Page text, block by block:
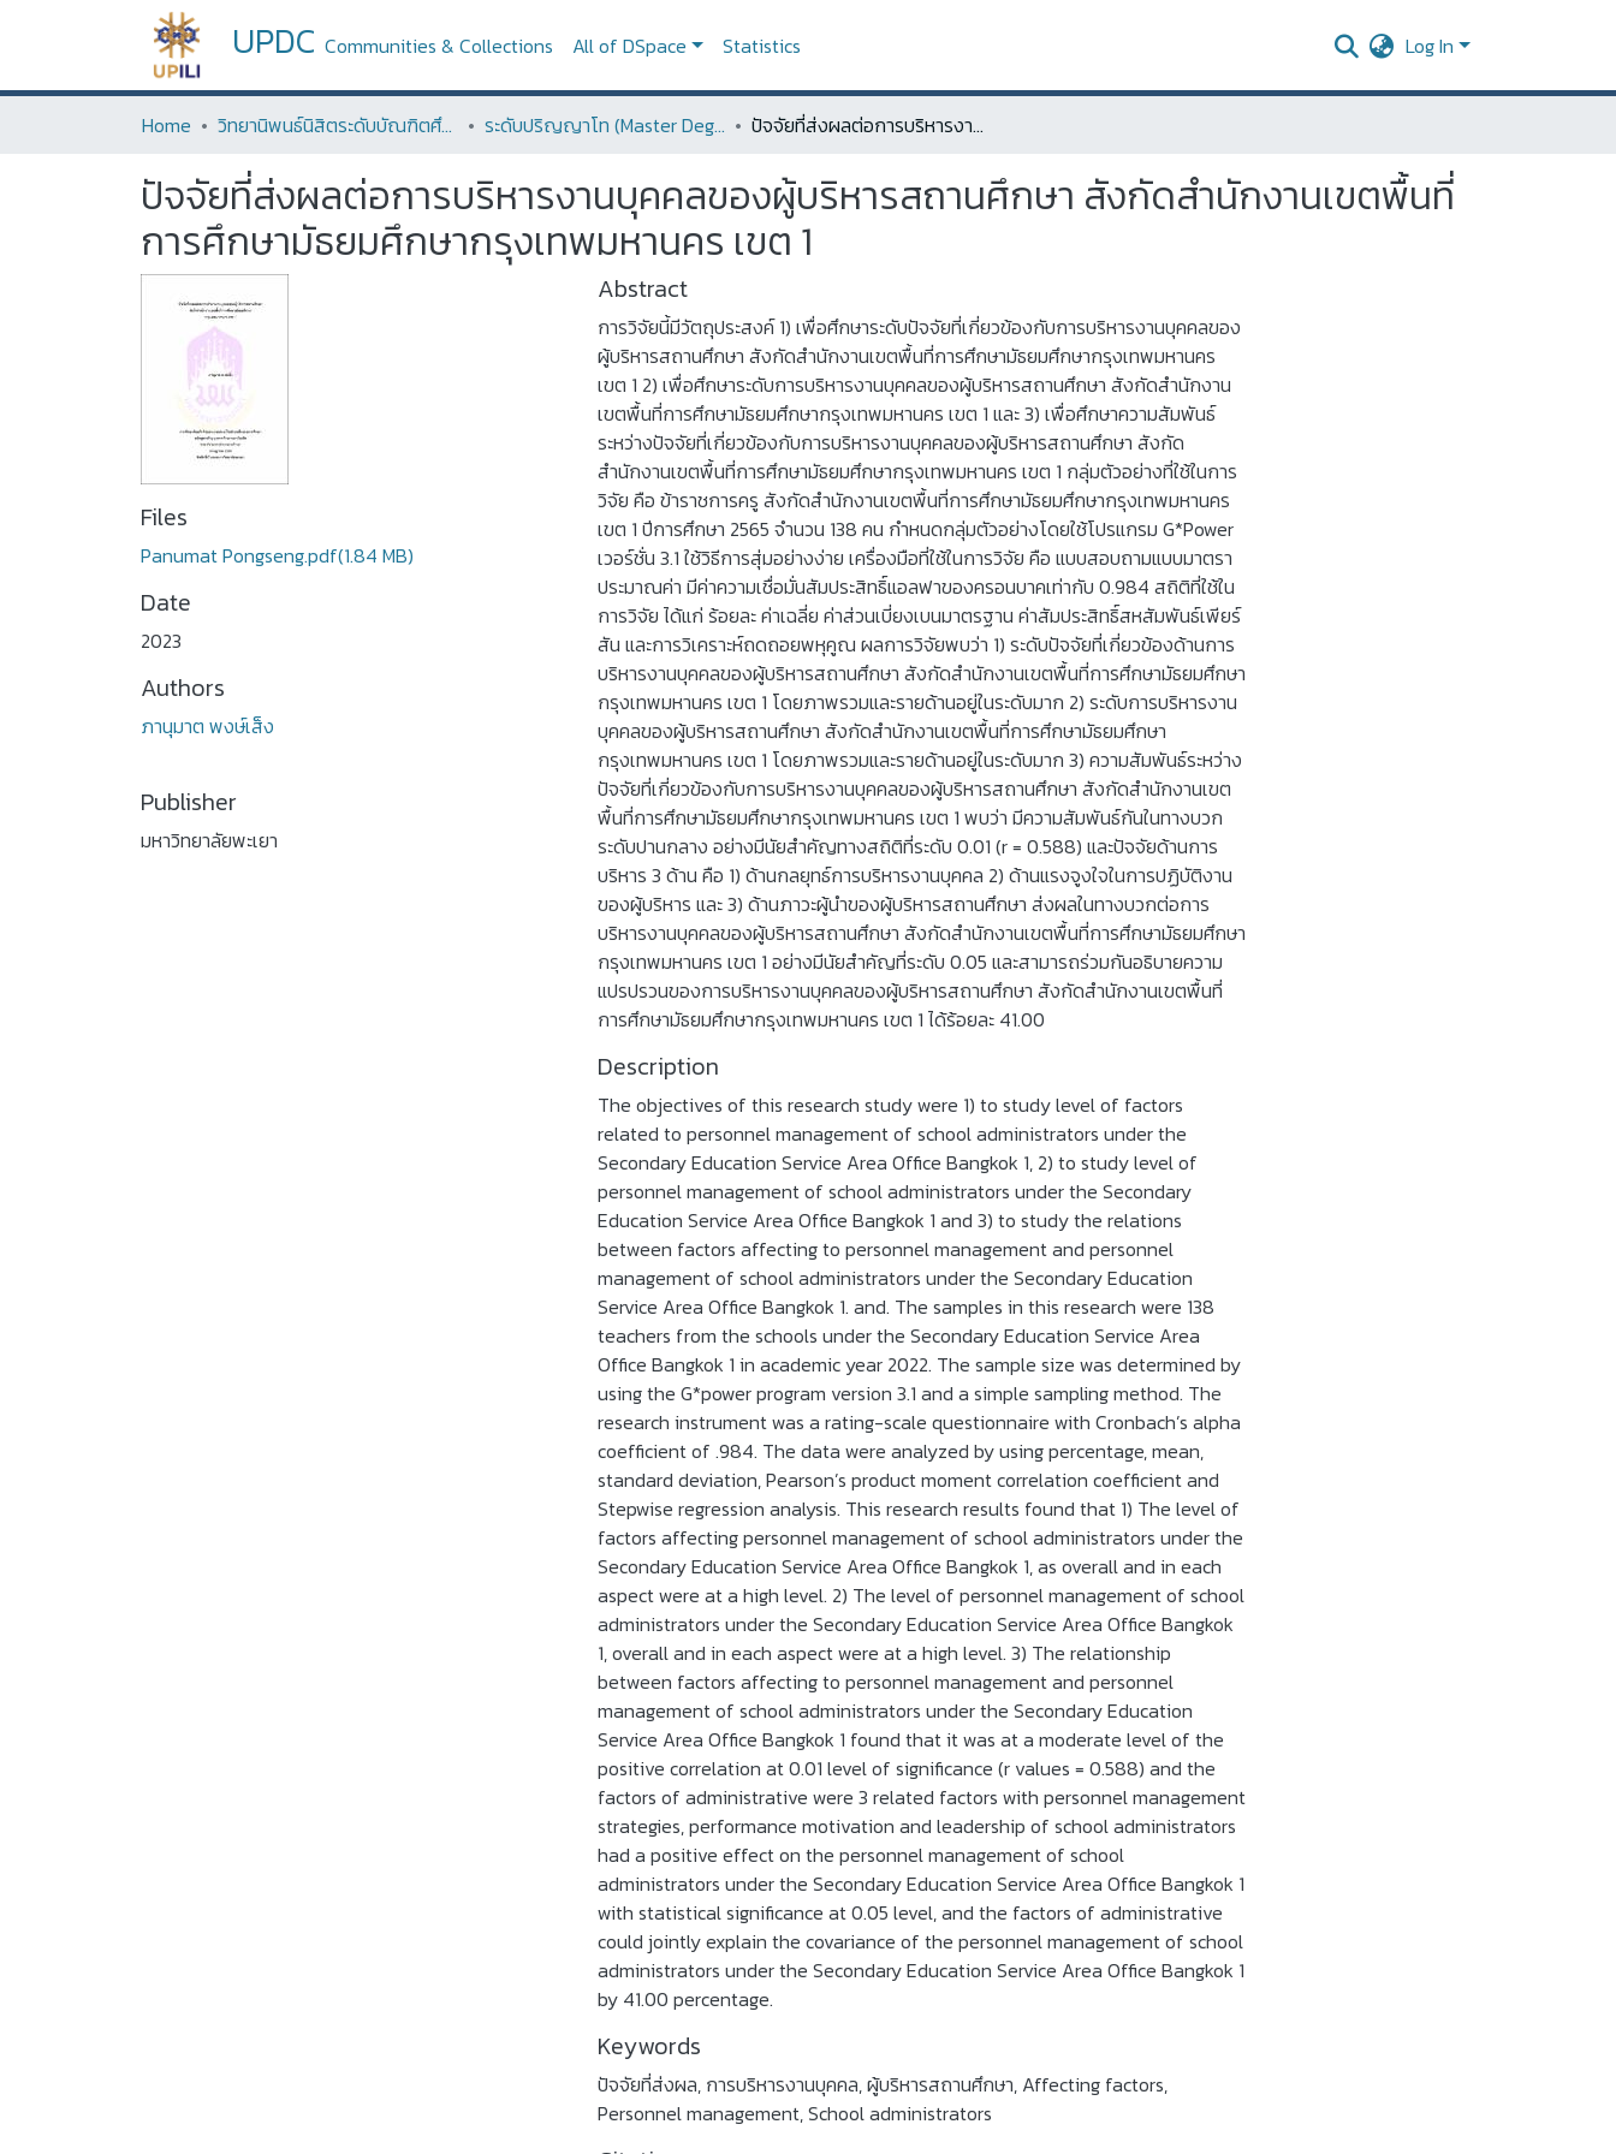
UPDC Communities & Collections All of DSpace Statistics Log In
Home วิทยานิพนธ์นิสิตระดับบัณฑิตศึกษา (Thesis of Graduate Students) ระดับปริญญาโท (Master Degree) ปัจจัยที่ส่งผลต่อการบริหารงานบุคคลของผู้บริหารสถานศึกษา สังกัดสำนักงานเขตพื้นที่การศึกษามัธยมศึกษากรุงเทพมหานคร เขต 1
ปัจจัยที่ส่งผลต่อการบริหารงานบุคคลของผู้บริหารสถานศึกษา สังกัดสำนักงานเขตพื้นที่
การศึกษามัธยมศึกษากรุงเทพมหานคร เขต 1
Files
Panumat Pongseng.pdf(1.84 MB)
Date
2023
Authors
ภานุมาต พงษ์เส็ง
Publisher
มหาวิทยาลัยพะเยา
Abstract
การวิจัยนี้มีวัตถุประสงค์ 1) เพื่อศึกษาระดับปัจจัยที่เกี่ยวข้องกับการบริหารงานบุคคลของ
ผู้บริหารสถานศึกษา สังกัดสำนักงานเขตพื้นที่การศึกษามัธยมศึกษากรุงเทพมหานคร
เขต 1 2) เพื่อศึกษาระดับการบริหารงานบุคคลของผู้บริหารสถานศึกษา สังกัดสำนักงาน
เขตพื้นที่การศึกษามัธยมศึกษากรุงเทพมหานคร เขต 1 และ 3) เพื่อศึกษาความสัมพันธ์
ระหว่างปัจจัยที่เกี่ยวข้องกับการบริหารงานบุคคลของผู้บริหารสถานศึกษา สังกัด
สำนักงานเขตพื้นที่การศึกษามัธยมศึกษากรุงเทพมหานคร เขต 1 กลุ่มตัวอย่างที่ใช้ในการ
วิจัย คือ ข้าราชการครู สังกัดสำนักงานเขตพื้นที่การศึกษามัธยมศึกษากรุงเทพมหานคร
เขต 1 ปีการศึกษา 2565 จำนวน 138 คน กำหนดกลุ่มตัวอย่างโดยใช้โปรแกรม G*Power
เวอร์ชั่น 3.1 ใช้วิธีการสุ่มอย่างง่าย เครื่องมือที่ใช้ในการวิจัย คือ แบบสอบถามแบบมาตรา
ประมาณค่า มีค่าความเชื่อมั่นสัมประสิทธิ์แอลฟาของครอนบาคเท่ากับ 0.984 สถิติที่ใช้ใน
การวิจัย ได้แก่ ร้อยละ ค่าเฉลี่ย ค่าส่วนเบี่ยงเบนมาตรฐาน ค่าสัมประสิทธิ์สหสัมพันธ์เพียร์
สัน และการวิเคราะห์ถดถอยพหุคูณ ผลการวิจัยพบว่า 1) ระดับปัจจัยที่เกี่ยวข้องด้านการ
บริหารงานบุคคลของผู้บริหารสถานศึกษา สังกัดสำนักงานเขตพื้นที่การศึกษามัธยมศึกษา
กรุงเทพมหานคร เขต 1 โดยภาพรวมและรายด้านอยู่ในระดับมาก 2) ระดับการบริหารงาน
บุคคลของผู้บริหารสถานศึกษา สังกัดสำนักงานเขตพื้นที่การศึกษามัธยมศึกษา
กรุงเทพมหานคร เขต 1 โดยภาพรวมและรายด้านอยู่ในระดับมาก 3) ความสัมพันธ์ระหว่าง
ปัจจัยที่เกี่ยวข้องกับการบริหารงานบุคคลของผู้บริหารสถานศึกษา สังกัดสำนักงานเขต
พื้นที่การศึกษามัธยมศึกษากรุงเทพมหานคร เขต 1 พบว่า มีความสัมพันธ์กันในทางบวก
ระดับปานกลาง อย่างมีนัยสำคัญทางสถิติที่ระดับ 0.01 (r = 0.588) และปัจจัยด้านการ
บริหาร 3 ด้าน คือ 1) ด้านกลยุทธ์การบริหารงานบุคคล 2) ด้านแรงจูงใจในการปฏิบัติงาน
ของผู้บริหาร และ 3) ด้านภาวะผู้นำของผู้บริหารสถานศึกษา ส่งผลในทางบวกต่อการ
บริหารงานบุคคลของผู้บริหารสถานศึกษา สังกัดสำนักงานเขตพื้นที่การศึกษามัธยมศึกษา
กรุงเทพมหานคร เขต 1 อย่างมีนัยสำคัญที่ระดับ 0.05 และสามารถร่วมกันอธิบายความ
แปรปรวนของการบริหารงานบุคคลของผู้บริหารสถานศึกษา สังกัดสำนักงานเขตพื้นที่
การศึกษามัธยมศึกษากรุงเทพมหานคร เขต 1 ได้ร้อยละ 41.00
Description
The objectives of this research study were 1) to study level of factors
related to personnel management of school administrators under the
Secondary Education Service Area Office Bangkok 1, 2) to study level of
personnel management of school administrators under the Secondary
Education Service Area Office Bangkok 1 and 3) to study the relations
between factors affecting to personnel management and personnel
management of school administrators under the Secondary Education
Service Area Office Bangkok 1. and. The samples in this research were 138
teachers from the schools under the Secondary Education Service Area
Office Bangkok 1 in academic year 2022. The sample size was determined by
using the G*power program version 3.1 and a simple sampling method. The
research instrument was a rating-scale questionnaire with Cronbach’s alpha
coefficient of .984. The data were analyzed by using percentage, mean,
standard deviation, Pearson’s product moment correlation coefficient and
Stepwise regression analysis. This research results found that 1) The level of
factors affecting personnel management of school administrators under the
Secondary Education Service Area Office Bangkok 1, as overall and in each
aspect were at a high level. 2) The level of personnel management of school
administrators under the Secondary Education Service Area Office Bangkok
1, overall and in each aspect were at a high level. 3) The relationship
between factors affecting to personnel management and personnel
management of school administrators under the Secondary Education
Service Area Office Bangkok 1 found that it was at a moderate level of the
positive correlation at 0.01 level of significance (r values = 0.588) and the
factors of administrative were 3 related factors with personnel management
strategies, performance motivation and leadership of school administrators
had a positive effect on the personnel management of school
administrators under the Secondary Education Service Area Office Bangkok 1
with statistical significance at 0.05 level, and the factors of administrative
could jointly explain the covariance of the personnel management of school
administrators under the Secondary Education Service Area Office Bangkok 1
by 41.00 percentage.
Keywords
ปัจจัยที่ส่งผล, การบริหารงานบุคคล,ผู้บริหารสถานศึกษา, Affecting factors,
Personnel management,School administrators